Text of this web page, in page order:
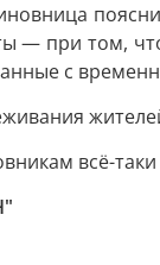
— при том,
с
всё-